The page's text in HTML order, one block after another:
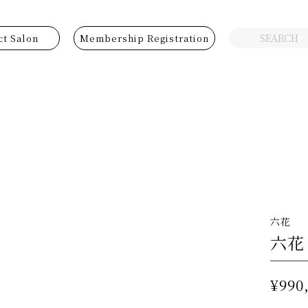
Salon Membership Registration
六花
六